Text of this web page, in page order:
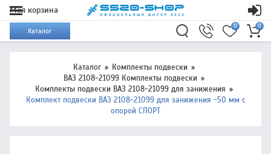
Моя корзина
Каталог
0
0
Каталог
Комплекты подвески
ВАЗ 2108-21099 Комплекты подвески
Комплекты подвески ВАЗ 2108-21099 для занижения
Комплект подвески ВАЗ 2108-21099 для занижения -50 мм с
опорой СПОРТ